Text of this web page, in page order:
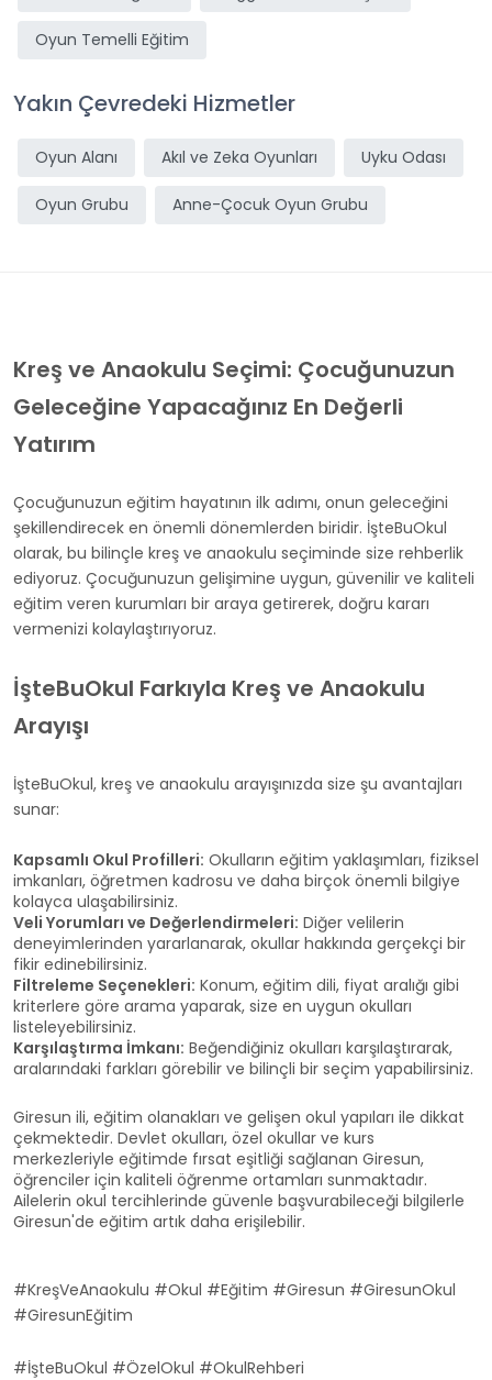
Oyun Temelli Eğitim
Yakın Çevredeki Hizmetler
Oyun Alanı Akıl ve Zeka Oyunları Uyku Odası
Oyun Grubu Anne-Çocuk Oyun Grubu
Kreş ve Anaokulu Seçimi: Çocuğunuzun
Geleceğine Yapacağınız En Değerli
Yatırım
Çocuğunuzun eğitim hayatının ilk adımı, onun geleceğini
şekillendirecek en önemli dönemlerden biridir. İşteBuOkul
olarak, bu bilinçle kreş ve anaokulu seçiminde size rehberlik
ediyoruz. Çocuğunuzun gelişimine uygun, güvenilir ve kaliteli
eğitim veren kurumları bir araya getirerek, doğru kararı
vermenizi kolaylaştırıyoruz.
İşteBuOkul Farkıyla Kreş ve Anaokulu
Arayışı
İşteBuOkul, kreş ve anaokulu arayışınızda size şu avantajları
sunar:
Kapsamlı Okul Profilleri: Okulların eğitim yaklaşımları, fiziksel
imkanları, öğretmen kadrosu ve daha birçok önemli bilgiye
kolayca ulaşabilirsiniz.
Veli Yorumları ve Değerlendirmeleri: Diğer velilerin
deneyimlerinden yararlanarak, okullar hakkında gerçekçi bir
fikir edinebilirsiniz.
Filtreleme Seçenekleri: Konum, eğitim dili, fiyat aralığı gibi
kriterlere göre arama yaparak, size en uygun okulları
listeleyebilirsiniz.
Karşılaştırma İmkanı: Beğendiğiniz okulları karşılaştırarak,
aralarındaki farkları görebilir ve bilinçli bir seçim yapabilirsiniz.
Giresun ili, eğitim olanakları ve gelişen okul yapıları ile dikkat
çekmektedir. Devlet okulları, özel okullar ve kurs
merkezleriyle eğitimde fırsat eşitliği sağlanan Giresun,
öğrenciler için kaliteli öğrenme ortamları sunmaktadır.
Ailelerin okul tercihlerinde güvenle başvurabileceği bilgilerle
Giresun'de eğitim artık daha erişilebilir.
#KreşVeAnaokulu #Okul #Eğitim #Giresun #GiresunOkul
#GiresunEğitim
#İşteBuOkul #ÖzelOkul #OkulRehberi